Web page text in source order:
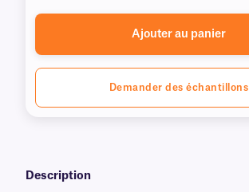
Ajouter au panier
Demander des échantillons
Description